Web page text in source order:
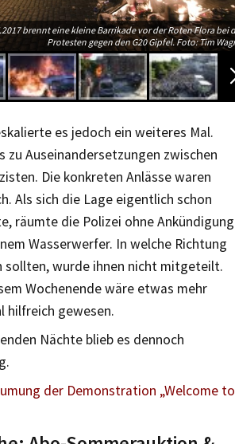
brennt eine kleine Barrikade vor der Roten Flora bei
Protesten gegen den G20 Gipfel. Foto: Tim
es jedoch ein weiteres Mal.
zu Auseinandersetzungen zwischen
Die konkreten Anlässe waren
Als sich die Lage eigentlich schon
räumte die Polizei ohne Ankündigung
Wasserwerfer. In welche Richtung
sollten, wurde ihnen nicht mitgeteilt.
Wochenende wäre etwas mehr
hilfreich gewesen.
Nächte blieb es dennoch
der Demonstration „Welcome to